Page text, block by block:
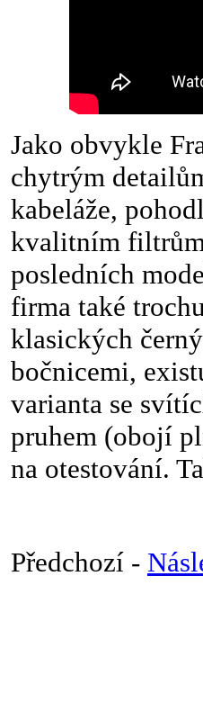
Jako obvykle
chytrým
kabeláže,
kvalitním
posledních
firma také
klasických
bočnicemi,
varianta se
pruhem (obojí
na otestování.
Předchozí -